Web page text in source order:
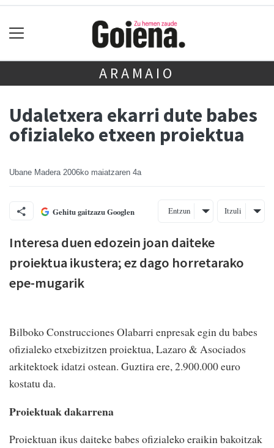
ARAMAIO
Udaletxera ekarri dute babes
ofizialeko etxeen proiektua
Ubane Madera 2006ko maiatzaren 4a
Gehitu gaitzazu Googlen Entzun Itzuli
Interesa duen edozein joan daiteke
proiektua ikustera; ez dago horretarako
epe-mugarik
Bilboko Construcciones Olabarri enpresak egin du babes
ofizialeko etxebizitzen proiektua, Lazaro & Asociados
arkitektoek idatzi ostean. Guztira ere, 2.900.000 euro
kostatu da.
Proiektuak dakarrena
Proiektuan ikus daiteke babes ofizialeko eraikin bakoitzak